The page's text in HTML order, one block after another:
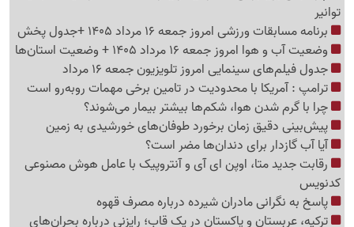
توانیر
برنامه مسابقات ورزشی امروز جمعه 16 مرداد 1405 +جدول پخش
وضعیت آب و هوا امروز جمعه 16 مرداد 1405 + وضعیت استان‌ها
جدول فیلم‌های سینمایی امروز تلویزیون جمعه 16 مرداد
ترامپ : آمریکا با محدودیت در تامین برخی مهمات روبه‌رو است
چرا با گرم شدن هوا، شکم‌ها بیشتر بیمار می‌شوند؟
پیش‌بینی دقیق زمان برخورد طوفان‌های خورشیدی به زمین
آیا آب گازدار برای دندان‌ها مضر است؟
رقابت جدید متا، اوپن ای آی و آنتروپیک با عامل هوش مصنوعی
کدنویس
پاسخ به نگرانی مادران شیرده درباره مصرف قهوه
ترکیه، عربستان و پاکستان در یک قاب؛ رایزنی درباره بحران‌های